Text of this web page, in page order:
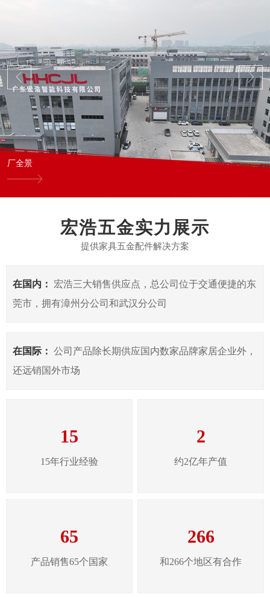
厂全景
宏浩五金实力展示
提供家具五金配件解决方案
在国内：
宏浩三大销售供应点，总公司位于交通便捷的东
莞市，拥有漳州分公司和武汉分公司
在国际： 公司产品除长期供应国内数家品牌家居企业外，
还远销国外市场
15
15年行业经验
2
约2亿年产值
65
产品销售65个国家
266
和266个地区有合作